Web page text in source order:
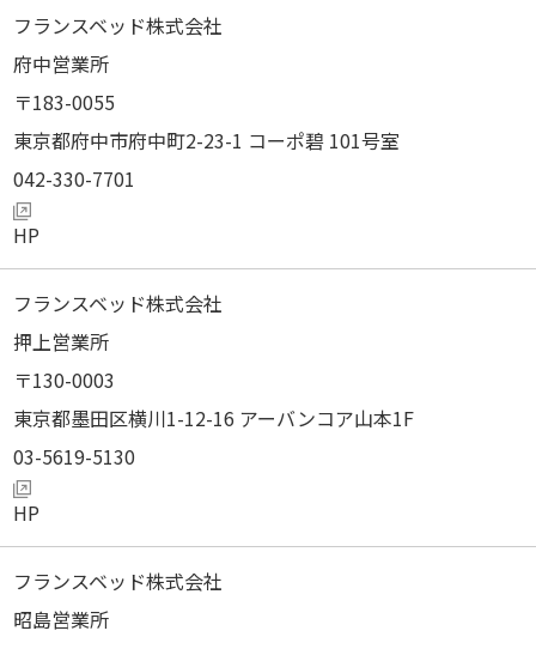
フランスベッド株式会社
府中営業所
183-0055
東京都府中市府中町2-23-1 コーポ碧 101号室
042-330-7701
フランスベッド株式会社
押上営業所
130-0003
東京都墨田区横川1-12-16 アーバンコア山本1F
03-5619-5130
フランスベッド株式会社
昭島営業所